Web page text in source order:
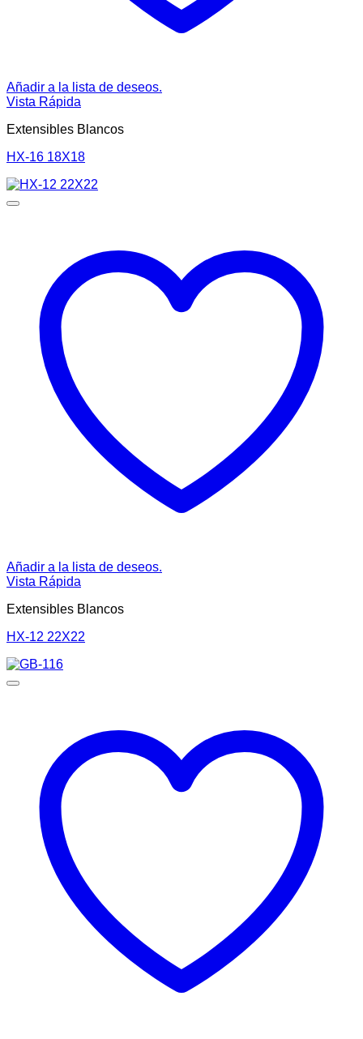
Añadir a la lista de deseos.
Vista Rápida
Extensibles Blancos
HX-16 18X18
Añadir a la lista de deseos.
Vista Rápida
Extensibles Blancos
HX-12 22X22